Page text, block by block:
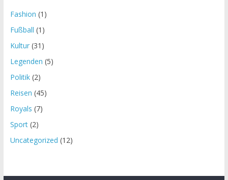
Fashion (1)
Fußball (1)
Kultur(31)
Legenden (5)
Politik(2)
Reisen (45)
Royals (7)
Sport(2)
Uncategorized (12)